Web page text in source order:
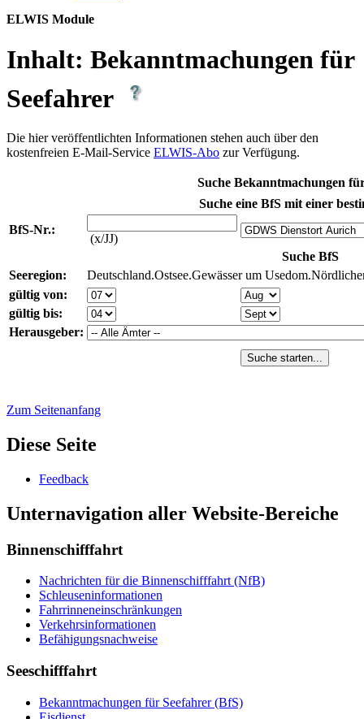
ELWIS Module
Inhalt: Bekanntmachungen für
Seefahrer
Die hier veröffentlichten Informationen stehen auch über den
kostenfreien E-Mail-Service ELWIS-Abo zur Verfügung.
Suche Bekanntmachungen
Suche eine BfS mit einer
BfS-Nr.:
(x/JJ)
Suche BfS
Seeregion:
Deutschland.Ostsee.Gewässer um
gültig von:
gültig bis:
Herausgeber:
Suche starten...
Zum Seitenanfang
Diese Seite
Feed­back
Unternavigation aller Website-Bereiche
Binnenschifffahrt
Nach­rich­ten für die Bin­nen­schiff­fahrt (NfB)
Schleu­sen­in­for­ma­tio­nen
Fahr­rin­nen­ein­schrän­kun­gen
Ver­kehrs­in­for­ma­tio­nen
Be­fä­hi­gungs­nach­wei­se
Seeschifffahrt
Be­kannt­ma­chun­gen für See­fah­rer (BfS)